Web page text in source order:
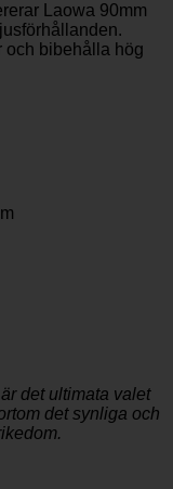
Laowa 90mm
och bibehålla hög
det ultimata valet
det synliga och